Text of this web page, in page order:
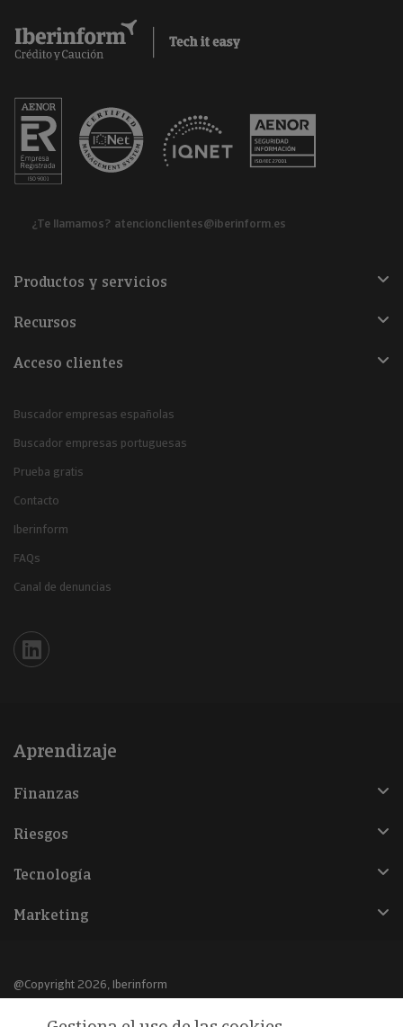
¿Te llamamos? atencionclientes@iberinform.es
Productos y servicios
Recursos
Acceso clientes
Buscador empresas españolas
Buscador empresas portuguesas
Prueba gratis
Contacto
Iberinform
FAQs
Canal de denuncias
Iberinform en Linkedin
Aprendizaje
Finanzas
Riesgos
Tecnología
Marketing
@Copyright 2026, Iberinform